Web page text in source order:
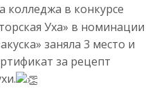
колледжа в конкурсе
Уха» в номинации
заняла 3 место и
за рецепт